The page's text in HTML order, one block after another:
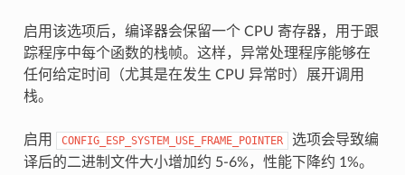
启用该选项后，编译器会保留一个 CPU 寄存器，用于跟
踪程序中每个函数的栈帧。这样，异常处理程序能够在
任何给定时间（尤其是在发生 CPU 异常时）展开调用
栈。
启用 CONFIG_ESP_SYSTEM_USE_FRAME_POINTER
选项会导致编
译后的二进制文件大小增加约 5-6%，性能下降约 1%。